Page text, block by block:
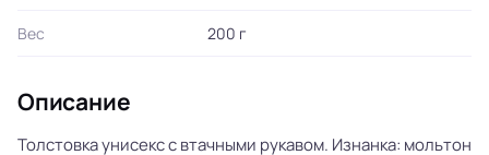
Вес 200 г
Описание
Толстовка унисекс с втачными рукавом. Изнанка: мольтон